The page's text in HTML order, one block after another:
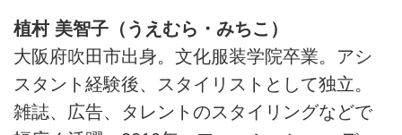
植村 美智子（うえむら・みちこ）
大阪府吹田市出身。文化服装学院卒業。アシ
スタント経験後、スタイリストとして独立。
雑誌、広告、タレントのスタイリングなどで